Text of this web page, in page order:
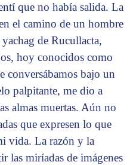
que no había salida. La
el camino de un hombre
de Rucullacta,
hoy conocidos como
conversábamos bajo un
palpitante, me dio a
almas muertas. Aún no
que expresen lo que
vida. La razón y la
las miríadas de imágenes